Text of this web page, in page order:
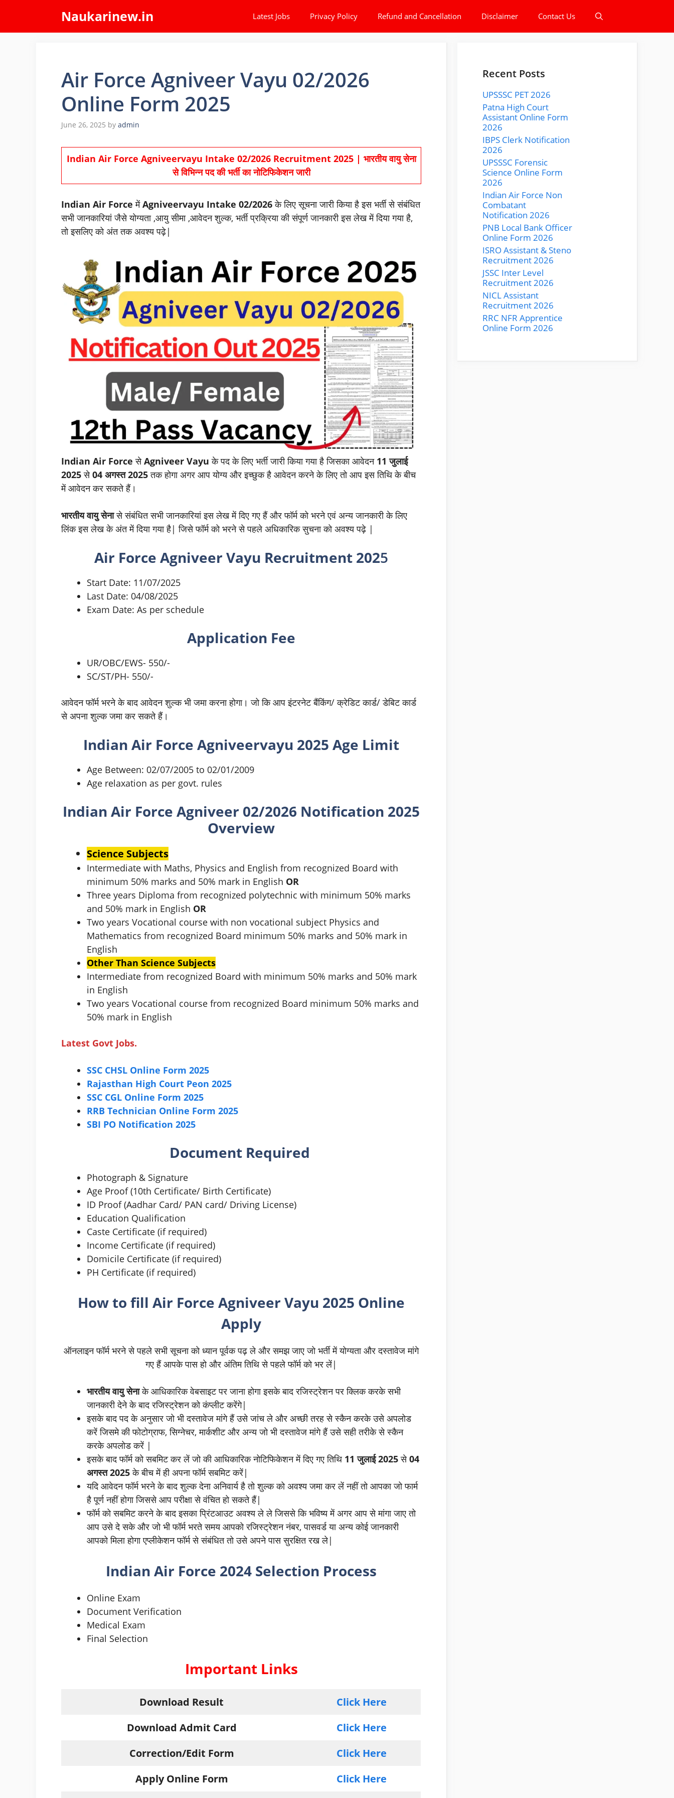
content
Naukarinew.in Latest Jobs Privacy Policy Refund and Cancellation Disclaimer Contact Us
Air Force Agniveer Vayu 02/2026
Online Form 2025
June 26, 2025 by admin
Indian Air Force Agniveervayu Intake 02/2026 Recruitment 2025 | भारतीय वायु सेना
से विभिन्न पद की भर्ती का नोटिफिकेशन जारी
Indian Air Force मेंAgniveervayu Intake 02/2026के लिए सूचना जारी किया है इस भर्ती से संबंधित
सभी जानकारियां जैसे योग्यता ,आयु सीमा ,आवेदन शुल्क, भर्ती प्रक्रिया की संपूर्ण जानकारी इस लेख में दिया गया है,
तो इसलिए को अंत तक अवश्य पढ़े|
Indian Air Force सेAgniveer Vayu के पद के लिए भर्ती जारी किया गया है जिसका आवेदन 11 जुलाई
2025से04 अगस्त 2025तक होगा अगर आप योग्य और इच्छुक है आवेदन करने के लिए तो आप इस तिथि के बीच
में आवेदन कर सकते हैं।
भारतीय वायु सेना से संबंधित सभी जानकारियां इस लेख में दिए गए हैं और फॉर्म को भरने एवं अन्य जानकारी के लिए
लिंक इस लेख के अंत में दिया गया है| जिसे फॉर्म को भरने से पहले अधिकारिक सुचना को अवश्य पढ़े |
Air Force Agniveer Vayu Recruitment 2025
Start Date: 11/07/2025
Last Date: 04/08/2025
Exam Date: As per schedule
Application Fee
UR/OBC/EWS- 550/-
SC/ST/PH- 550/-
आवेदन फॉर्म भरने के बाद आवेदन शुल्क भी जमा करना होगा। जो कि आप इंटरनेट बैंकिंग/ क्रेडिट कार्ड/ डेबिट कार्ड
से अपना शुल्क जमा कर सकते हैं।
Indian Air Force Agniveervayu 2025 Age Limit
Age Between: 02/07/2005 to 02/01/2009
Age relaxation as per govt. rules
Indian Air Force Agniveer 02/2026 Notification 2025
Overview
Science Subjects
Intermediate with Maths, Physics and English from recognized Board with
minimum 50% marks and 50% mark in English OR
Three years Diploma from recognized polytechnic with minimum 50% marks
and 50% mark in English OR
Two years Vocational course with non vocational subject Physics and
Mathematics from recognized Board minimum 50% marks and 50% mark in
English
Other Than Science Subjects
Intermediate from recognized Board with minimum 50% marks and 50% mark
in English
Two years Vocational course from recognized Board minimum 50% marks and
50% mark in English
Latest Govt Jobs.
SSC CHSL Online Form 2025
Rajasthan High Court Peon 2025
SSC CGL Online Form 2025
RRB Technician Online Form 2025
SBI PO Notification 2025
Document Required
Photograph & Signature
Age Proof (10th Certificate/ Birth Certificate)
ID Proof (Aadhar Card/ PAN card/ Driving License)
Education Qualification
Caste Certificate (if required)
Income Certificate (if required)
Domicile Certificate (if required)
PH Certificate (if required)
How to fill Air Force Agniveer Vayu 2025 Online
Apply
ऑनलाइन फॉर्म भरने से पहले सभी सूचना को ध्यान पूर्वक पढ़ ले और समझ जाए जो भर्ती में योग्यता और दस्तावेज मांगे
गए हैं आपके पास हो और अंतिम तिथि से पहले फॉर्म को भर लें|
भारतीय वायु सेनाके आधिकारिक वेबसाइट पर जाना होगा इसके बाद रजिस्ट्रेशन पर क्लिक करके सभी
जानकारी देने के बाद रजिस्ट्रेशन को कंप्लीट करेंगे|
इसके बाद पद के अनुसार जो भी दस्तावेज मांगे हैं उसे जांच ले और अच्छी तरह से स्कैन करके उसे अपलोड
करें जिसमे की फोटोग्राफ, सिग्नेचर, मार्कशीट और अन्य जो भी दस्तावेज मांगे हैं उसे सही तरीके से स्कैन
करके अपलोड करें |
इसके बाद फॉर्म को सबमिट कर लें जो की आधिकारिक नोटिफिकेशन में दिए गए तिथि 11 जुलाई 2025से04
अगस्त 2025के बीच में ही अपना फॉर्म सबमिट करें|
यदि आवेदन फॉर्म भरने के बाद शुल्क देना अनिवार्य है तो शुल्क को अवश्य जमा कर लें नहीं तो आपका जो फार्म
है पूर्ण नहीं होगा जिससे आप परीक्षा से वंचित हो सकते हैं|
फॉर्म को सबमिट करने के बाद इसका प्रिंटआउट अवश्य ले ले जिससे कि भविष्य में अगर आप से मांगा जाए तो
आप उसे दे सके और जो भी फॉर्म भरते समय आपको रजिस्ट्रेशन नंबर, पासवर्ड या अन्य कोई जानकारी
आपको मिला होगा एप्लीकेशन फॉर्म से संबंधित तो उसे अपने पास सुरक्षित रख ले|
Indian Air Force 2024 Selection Process
Online Exam
Document Verification
Medical Exam
Final Selection
Important Links
Download Result
Click Here
Download Admit Card
Click Here
Correction/Edit Form
Click Here
Apply Online Form
Click Here
Recent Posts
UPSSSC PET 2026
Patna High Court
Assistant Online Form
2026
IBPS Clerk Notification
2026
UPSSSC Forensic
Science Online Form
2026
Indian Air Force Non
Combatant
Notification 2026
PNB Local Bank Officer
Online Form 2026
ISRO Assistant & Steno
Recruitment 2026
JSSC Inter Level
Recruitment 2026
NICL Assistant
Recruitment 2026
RRC NFR Apprentice
Online Form 2026